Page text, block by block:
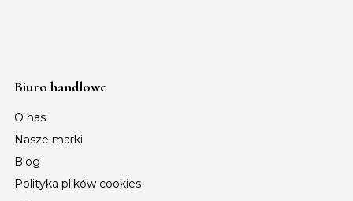
Biuro handlowe
O nas
Nasze marki
Blog
Polityka plików cookies